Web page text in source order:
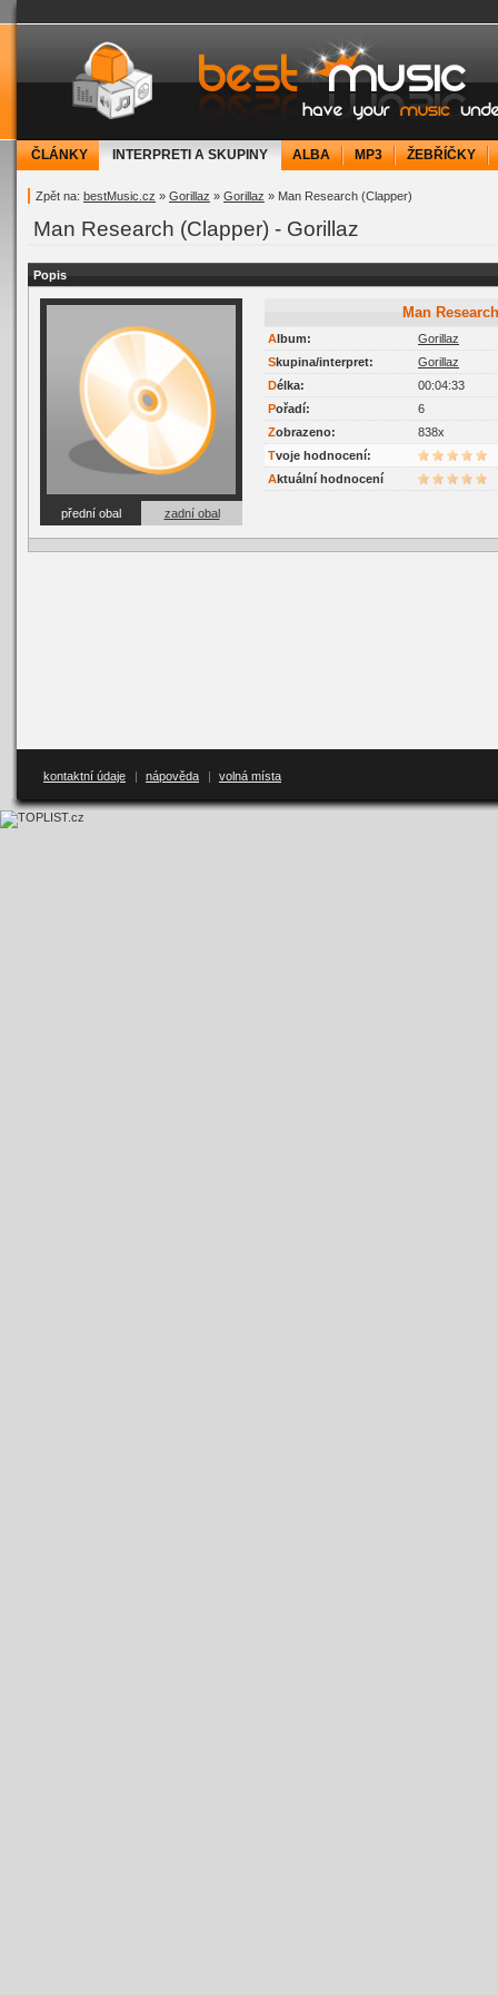
bestMusic.cz - Have your music under
ČLÁNKY INTERPRETI A SKUPINY ALBA MP3 ŽEBŘÍČKY
Zpět na: bestMusic.cz » Gorillaz » Gorillaz » Man Research (Clapper)
Man Research (Clapper) - Gorillaz
Popis
přední obal zadní obal
Man
Album:
Gorillaz
Skupina/interpret:
Gorillaz
Délka:
00:04:33
Pořadí:
6
Zobrazeno:
838x
Tvoje hodnocení:
Aktuální hodnocení
kontaktní údaje | nápověda | volná místa